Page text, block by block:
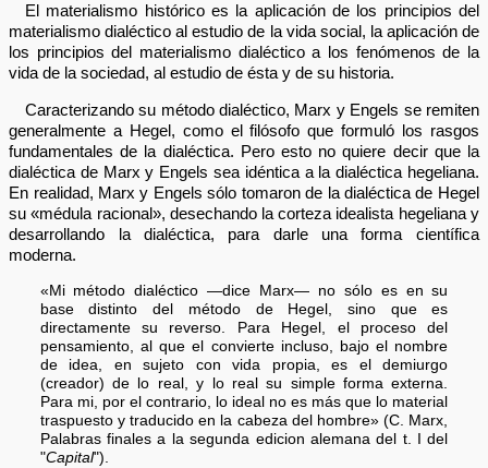
El materialismo histórico es la aplicación de los principios del
materialismo dialéctico al estudio de la vida social, la aplicación de
los principios del materialismo dialéctico a los fenómenos de la
vida de la sociedad, al estudio de ésta y de su historia.
Caracterizando su método dialéctico, Marx y Engels se remiten
generalmente a Hegel, como el filósofo que formuló los rasgos
fundamentales de la dialéctica. Pero esto no quiere decir que la
dialéctica de Marx y Engels sea idéntica a la dialéctica hegeliana.
En realidad, Marx y Engels sólo tomaron de la dialéctica de Hegel
su «médula racional», desechando la corteza idealista hegeliana y
desarrollando la dialéctica, para darle una forma científica
moderna.
«Mi método dialéctico —dice Marx— no sólo es en su
base distinto del método de Hegel, sino que es
directamente su reverso. Para Hegel, el proceso del
pensamiento, al que el convierte incluso, bajo el nombre
de idea, en sujeto con vida propia, es el demiurgo
(creador) de lo real, y lo real su simple forma externa.
Para mi, por el contrario, lo ideal no es más que lo material
traspuesto y traducido en la cabeza del hombre» (C. Marx,
Palabras finales a la segunda edicion alemana del t. I del
"Capital").